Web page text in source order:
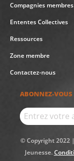
Compagnies membres
Ententes Collectives
Ressources
Zone membre
Contactez-nous
ABONNEZ-VOUS
© Copyright 2022
Jeunesse.